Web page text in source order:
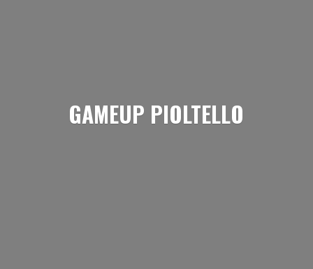
GAMEUP PIOLTELLO